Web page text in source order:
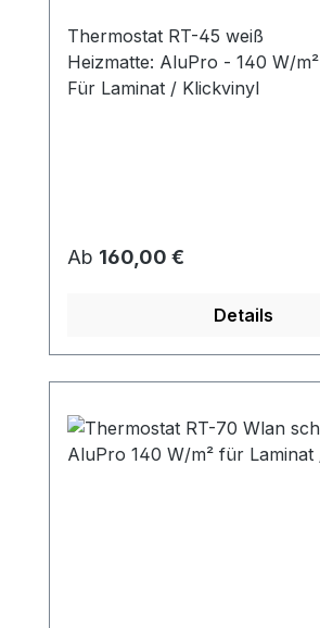
Thermostat RT-45 weiß
Heizmatte: AluPro - 140 W/m²
Für Laminat / Klickvinyl
Regulärer Preis:
Ab 160,00 €
Details